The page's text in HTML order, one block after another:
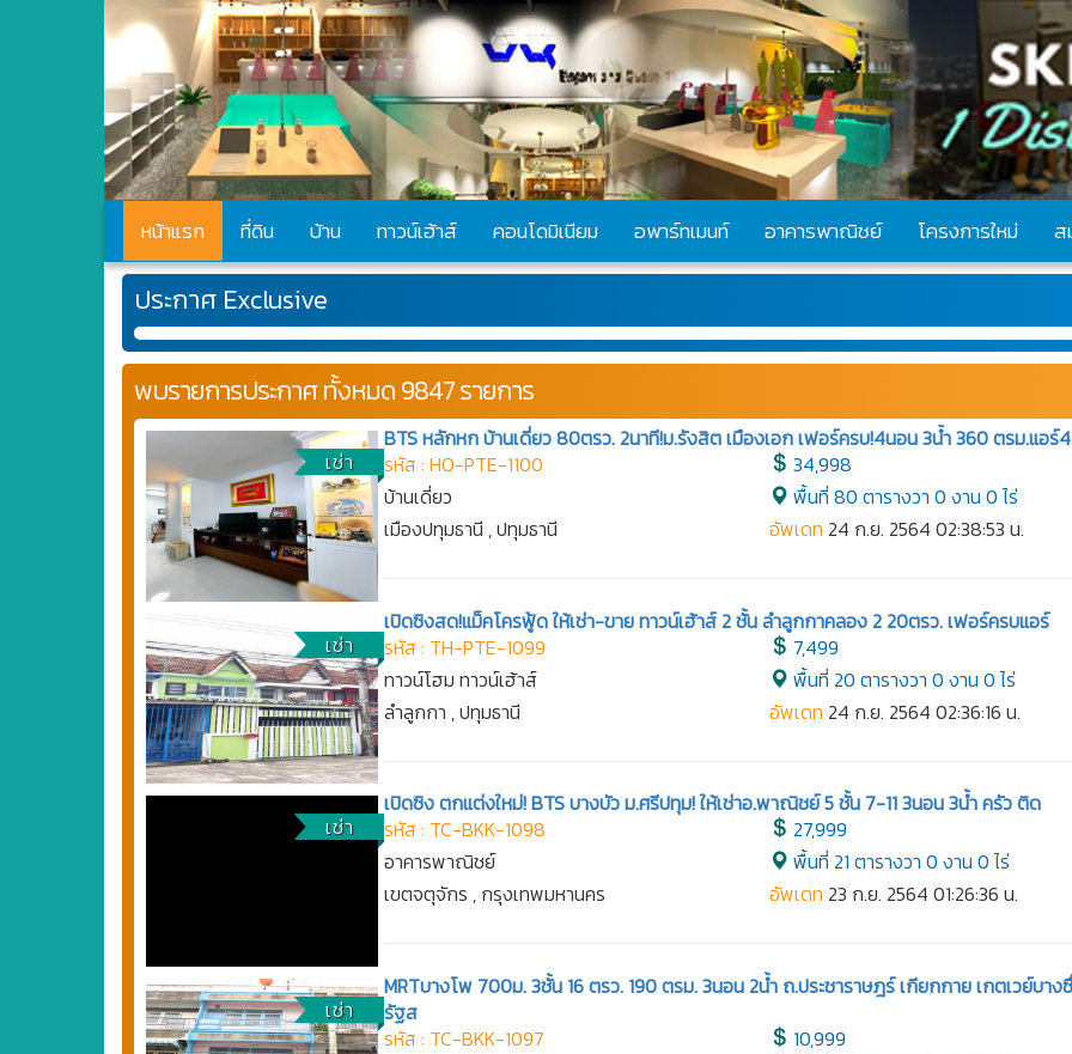
หน้าแรก ที่ดิน บ้าน ทาวน์เฮ้าส์ คอนโดมิเนียม อพาร์ทเมนท์ อาคารพาณิชย์ โครงการใหม่ ส
ประกาศ Exclusive
พบรายการประกาศ ทั้งหมด 9847 รายการ
เช่า
BTS หลักหก บ้านเดี่ยว 80ตรว. 2นาที!ม.รังสิต เมืองเอก เฟอร์ครบ!4นอน 3น้ำ 360 ตรม.แอร์4
รหัส : HO-PTE-1100
บ้านเดี่ยว
เมืองปทุมธานี , ปทุมธานี
34,998
พื้นที่ 80 ตารางวา 0 งาน 0 ไร่
อัพเดท 24 ก.ย. 2564 02:38:53 น.
เช่า
เปิดซิงสด!แม็คโครฟู้ด ให้เช่า-ขาย ทาวน์เฮ้าส์ 2 ชั้น ลำลูกกาคลอง 2 20ตรว. เฟอร์ครบแอร์
รหัส : TH-PTE-1099
ทาวน์โฮม ทาวน์เฮ้าส์
ลำลูกกา , ปทุมธานี
7,499
พื้นที่ 20 ตารางวา 0 งาน 0 ไร่
อัพเดท 24 ก.ย. 2564 02:36:16 น.
เช่า
เปิดซิง ตกแต่งใหม่! BTS บางบัว ม.ศรีปทุม! ให้เช่าอ.พาณิชย์ 5 ชั้น 7-11 3นอน 3น้ำ ครัว ติด
รหัส : TC-BKK-1098
อาคารพาณิชย์
เขตจตุจักร , กรุงเทพมหานคร
27,999
พื้นที่ 21 ตารางวา 0 งาน 0 ไร่
อัพเดท 23 ก.ย. 2564 01:26:36 น.
เช่า
MRTบางโพ 700ม. 3ชั้น 16 ตรว. 190 ตรม. 3นอน 2น้ำ ถ.ประชาราษฎร์ เกียกกาย เกตเวย์บาง
รัฐส
รหัส : TC-BKK-1097
10,999